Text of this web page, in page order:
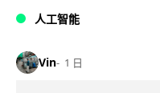
人工智能
Vin 1 日